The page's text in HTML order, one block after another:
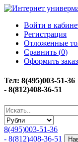
Войти в
Регистрация
Отложенные
Сравнить (0)
Оформить заказ
Тел: 8(495)003-51-36
- 8(812)408-36-51
8(495)003-51-36
- 8(812)408-36-51